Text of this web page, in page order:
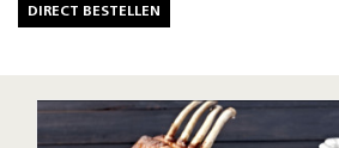
DIRECT BESTELLEN